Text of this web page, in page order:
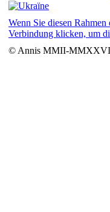
Wenn Sie diesen
Verbindung klicken, um
© Annis MMII-MMXXVI,